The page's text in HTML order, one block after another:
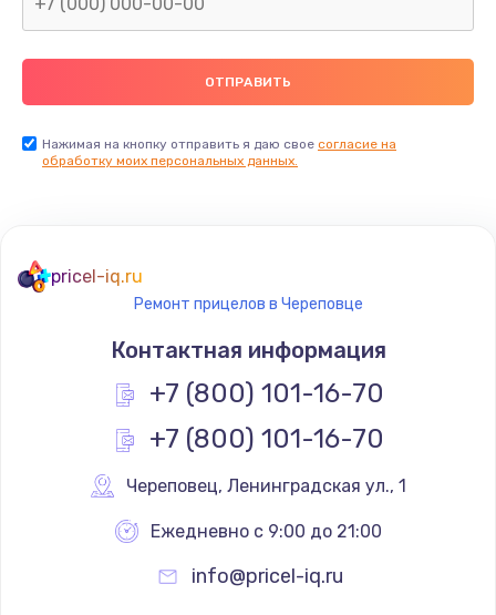
Нажимая на кнопку отправить я даю свое согласие на
обработку моих персональных данных.
pricel-iq.ru
Ремонт прицелов в Череповце
Контактная информация
+7 (800) 101-16-70
+7 (800) 101-16-70
Череповец, Ленинградская ул., 1
Ежедневно с 9:00 до 21:00
info@pricel-iq.ru